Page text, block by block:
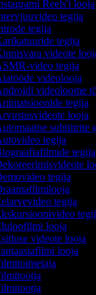
Reels'i looja
tegija
tegija
tegija
videote
video tegija
videolooja
videoloome
tegija
looja
subtiitrite
tegija
tegija
tegija
tegija
looja
videote looja
looja